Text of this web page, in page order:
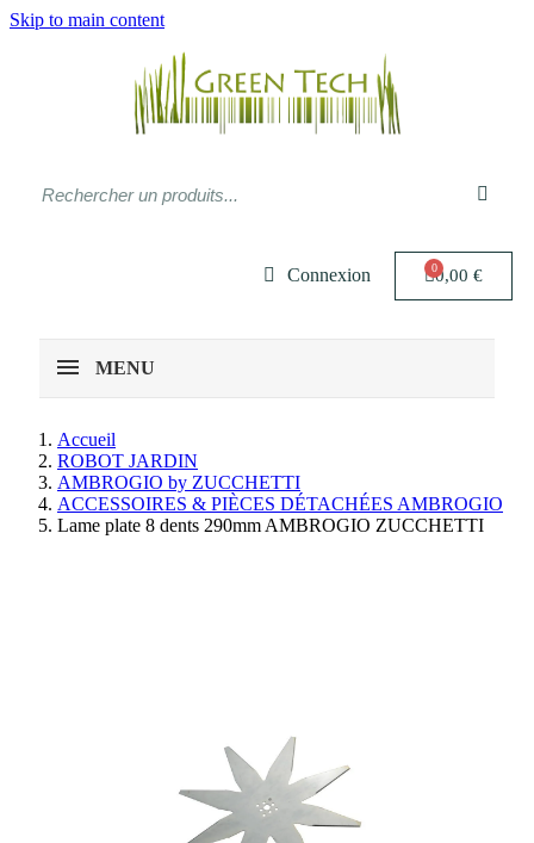
Skip to main content
Connexion 0,00 €
MENU
Accueil
ROBOT JARDIN
AMBROGIO by ZUCCHETTI
ACCESSOIRES & PIÈCES DÉTACHÉES AMBROGIO
Lame plate 8 dents 290mm AMBROGIO ZUCCHETTI